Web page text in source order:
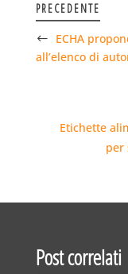
PRECEDENTE
ECHA
all’elenco di
Etichette
per
Post correlati